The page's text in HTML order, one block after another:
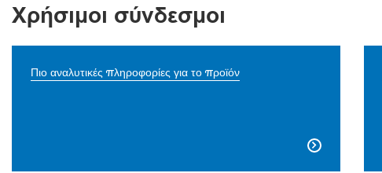
Χρήσιμοι σύνδεσμοι
Πιο αναλυτικές πληροφορίες για το προϊόν
